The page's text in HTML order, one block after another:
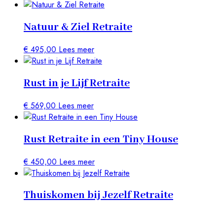
Natuur & Ziel​ Retraite
€ 495,00 Lees meer
Rust in je Lijf Retraite
€ 569,00 Lees meer
Rust Retraite in een Tiny House
€ 450,00 Lees meer
Thuiskomen bij Jezelf Retraite